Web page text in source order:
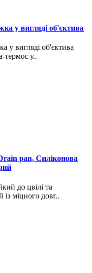
у вигляді об'єктива
у вигляді об'єктива
термос у..
pan, Силіконова
до цвілі та
міцного довг..